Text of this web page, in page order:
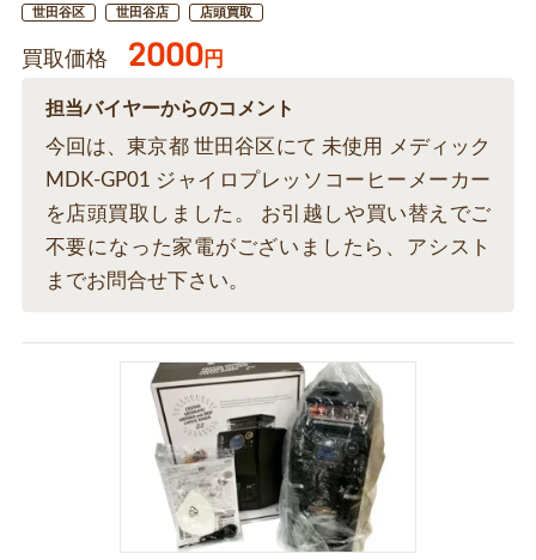
世田谷区 世田谷店 店頭買取
買取価格 2000円
担当バイヤーからのコメント
今回は、東京都 世田谷区にて 未使用 メディック
MDK-GP01 ジャイロプレッソコーヒーメーカー
を店頭買取しました。 お引越しや買い替えでご
不要になった家電がございましたら、アシスト
までお問合せ下さい。